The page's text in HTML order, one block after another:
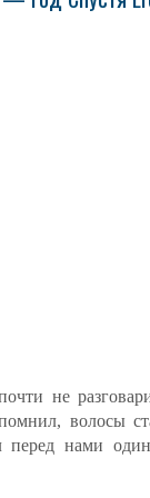
не
волосы
нами